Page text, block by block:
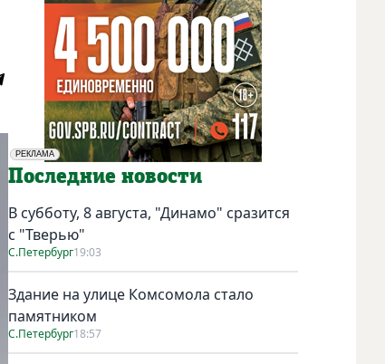
РЕКЛАМА
Социальная реклама
Последние новости
В субботу, 8 августа, "Динамо" сразится
с "Тверью"
С.Петербург19:03
Здание на улице Комсомола стало
памятником
С.Петербург18:57